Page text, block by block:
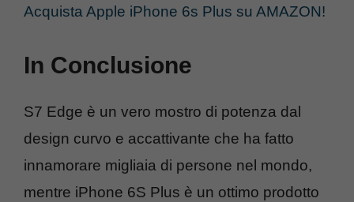
Acquista Apple iPhone 6s Plus su AMAZON!
In Conclusione
S7 Edge è un vero mostro di potenza dal
design curvo e accattivante che ha fatto
innamorare migliaia di persone nel mondo,
mentre iPhone 6S Plus è un ottimo prodotto